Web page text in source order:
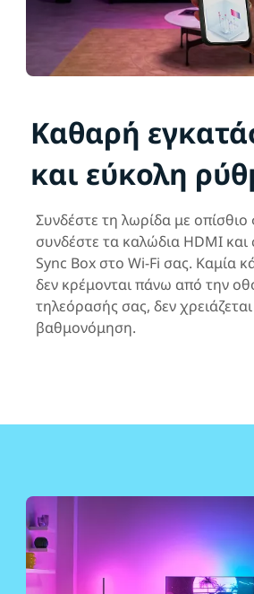
Καθαρή
και εύκολη
Συνδέστε τη λωρίδα με
συνδέστε τα καλώδια HDMI και
Sync Box στο Wi-Fi σας. Καμία
δεν κρέμονται πάνω από την
τηλεόρασής σας, δεν
βαθμονόμηση.